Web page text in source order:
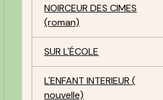
NOIRCEUR DES CIMES
(roman)
SUR L'ÉCOLE
L'ENFANT INTERIEUR (
nouvelle)